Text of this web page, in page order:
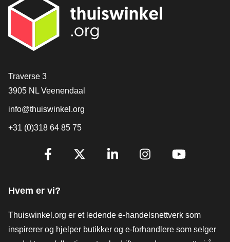
[_General:Contact]
Traverse 3
3905 NL Veenendaal
info@thuiswinkel.org
+31 (0)318 64 85 75
[_General:SocialMediaTitle]
Hvem er vi?
Thuiswinkel.org er et ledende e-handelsnettverk som
inspirerer og hjelper butikker og e-forhandlere som selger